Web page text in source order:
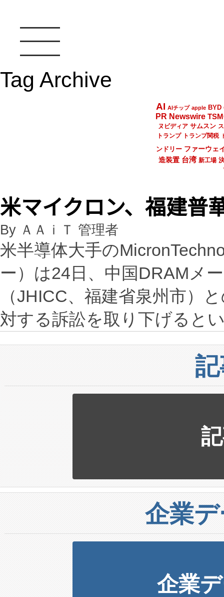
Tag Archive
AI AIチップ apple BYD
PR Newswire
ヌビディア サムスン
トランプ
トランプ関税
ンドリー ファーウェ
造装置 台湾 新工場
米マイクロン、福建普
By ＡＡｉＴ 管理者
米半導体大手の
ー）は24日、中国DRAMメ
（JHICC、福建省泉州市）
対する訴訟を取り下げると
企業
企業